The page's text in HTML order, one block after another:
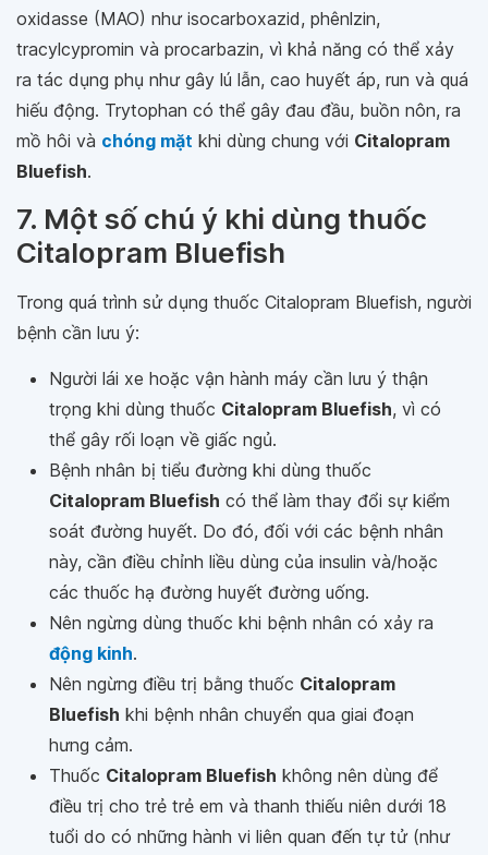
oxidasse (MAO) như isocarboxazid, phênlzin,
tracylcypromin và procarbazin, vì khả năng có thể xảy
ra tác dụng phụ như gây lú lẫn, cao huyết áp, run và quá
hiếu động. Trytophan có thể gây đau đầu, buồn nôn, ra
mồ hôi và chóng mặt khi dùng chung với Citalopram
Bluefish.
7. Một số chú ý khi dùng thuốc
Citalopram Bluefish
Trong quá trình sử dụng thuốc Citalopram Bluefish, người
bệnh cần lưu ý:
Người lái xe hoặc vận hành máy cần lưu ý thận
trọng khi dùng thuốc Citalopram Bluefish, vì có
thể gây rối loạn về giấc ngủ.
Bệnh nhân bị tiểu đường khi dùng thuốc
Citalopram Bluefish có thể làm thay đổi sự kiểm
soát đường huyết. Do đó, đối với các bệnh nhân
này, cần điều chỉnh liều dùng của insulin và/hoặc
các thuốc hạ đường huyết đường uống.
Nên ngừng dùng thuốc khi bệnh nhân có xảy ra
động kinh.
Nên ngừng điều trị bằng thuốc Citalopram
Bluefish khi bệnh nhân chuyển qua giai đoạn
hưng cảm.
Thuốc Citalopram Bluefish không nên dùng để
điều trị cho trẻ trẻ em và thanh thiếu niên dưới 18
tuổi do có những hành vi liên quan đến tự tử (như